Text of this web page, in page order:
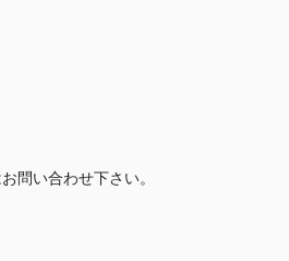
問い合わせ下さい。